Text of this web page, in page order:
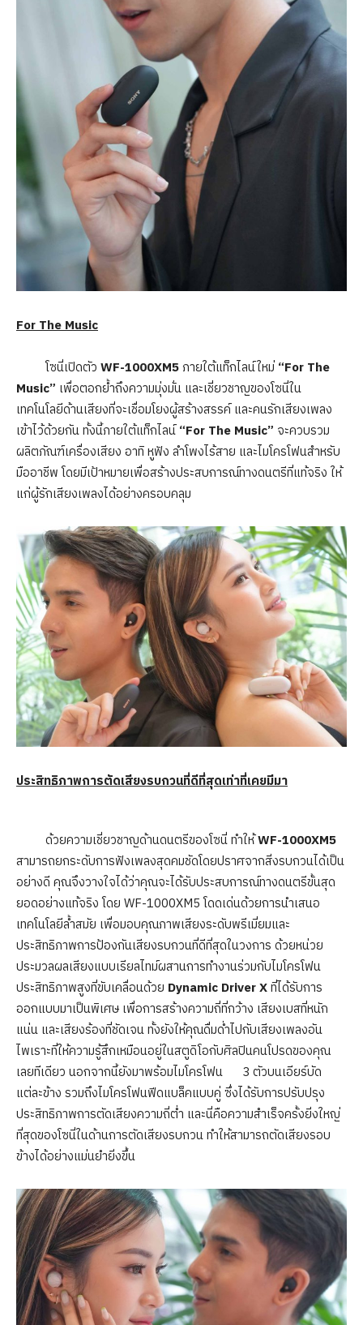
For The Music
โซนี่เปิดตัว WF-1000XM5 ภายใต้แท็กไลน์ใหม่ “For The
Music” เพื่อตอกย้ำถึงความมุ่งมั่น และเชี่ยวชาญของโซนี่ใน
เทคโนโลยีด้านเสียงที่จะเชื่อมโยงผู้สร้างสรรค์ และคนรักเสียงเพลง
เข้าไว้ด้วยกัน ทั้งนี้ภายใต้แท็กไลน์“For The Music” จะควบรวม
ผลิตภัณฑ์เครื่องเสียง อาทิ หูฟัง ลำโพงไร้สาย และไมโครโฟนสำหรับ
มืออาชีพ โดยมีเป้าหมายเพื่อสร้างประสบการณ์ทางดนตรีที่แท้จริง ให้
แก่ผู้รักเสียงเพลงได้อย่างครอบคลุม
ประสิทธิภาพการตัดเสียงรบกวนที่ดีที่สุดเท่าที่เคยมีมา
ด้วยความเชี่ยวชาญด้านดนตรีของโซนี่ ทำให้WF-1000XM5
สามารถยกระดับการฟังเพลงสุดคมชัดโดยปราศจากสิ่งรบกวนได้เป็น
อย่างดี คุณจึงวางใจได้ว่าคุณจะได้รับประสบการณ์ทางดนตรีขั้นสุด
ยอดอย่างแท้จริง โดย WF-1000XM5 โดดเด่นด้วยการนำเสนอ
เทคโนโลยีล้ำสมัย เพื่อมอบคุณภาพเสียงระดับพรีเมี่ยมและ
ประสิทธิภาพการป้องกันเสียงรบกวนที่ดีที่สุดในวงการ ด้วยหน่วย
ประมวลผลเสียงแบบเรียลไทม์ผสานการทำงานร่วมกับไมโครโฟน
ประสิทธิภาพสูงที่ขับเคลื่อนด้วย Dynamic Driver Xที่ได้รับการ
ออกแบบมาเป็นพิเศษ เพื่อการสร้างความถี่ที่กว้าง เสียงเบสที่หนัก
แน่น และเสียงร้องที่ชัดเจน ทั้งยังให้คุณดื่มด่ำไปกับเสียงเพลงอัน
ไพเราะที่ให้ความรู้สึกเหมือนอยู่ในสตูดิโอกับศิลปินคนโปรดของคุณ
เลยทีเดียว นอกจากนี้ยังมาพร้อมไมโครโฟน 3 ตัวบนเอียร์บัด
แต่ละข้าง รวมถึงไมโครโฟนฟีดแบล็คแบบคู่ ซึ่งได้รับการปรับปรุง
ประสิทธิภาพการตัดเสียงความถี่ต่ำ และนี่คือความสำเร็จครั้งยิ่งใหญ่
ที่สุดของโซนี่ในด้านการตัดเสียงรบกวน ทำให้สามารถตัดเสียงรอบ
ข้างได้อย่างแม่นยำยิ่งขึ้น